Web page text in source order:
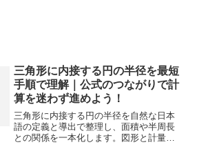
三角形に内接する円の半径を最短
手順で理解｜公式のつながりで計
算を迷わず進めよう！
三角形に内接する円の半径を自然な日本
語の定義と導出で整理し、面積や半周長
との関係を一本化します。図形と計量公